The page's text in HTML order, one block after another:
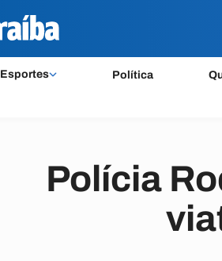
Esportes Política
Polícia